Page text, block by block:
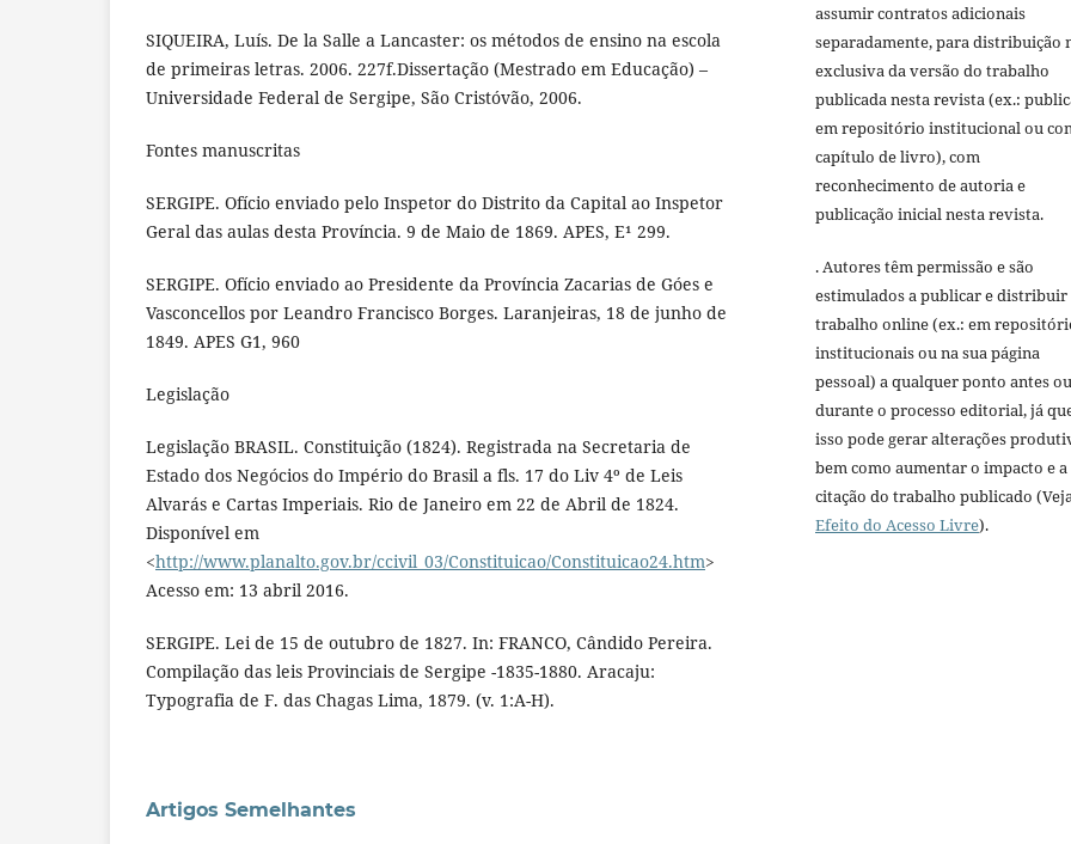
SIQUEIRA, Luís. De la Salle a Lancaster: os métodos de ensino na escola
de primeiras letras. 2006. 227f.Dissertação (Mestrado em Educação) –
Universidade Federal de Sergipe, São Cristóvão, 2006.
Fontes manuscritas
SERGIPE. Ofício enviado pelo Inspetor do Distrito da Capital ao Inspetor
Geral das aulas desta Província. 9 de Maio de 1869. APES, E¹ 299.
SERGIPE. Ofício enviado ao Presidente da Província Zacarias de Góes e
Vasconcellos por Leandro Francisco Borges. Laranjeiras, 18 de junho de
1849. APES G1, 960
Legislação
Legislação BRASIL. Constituição (1824). Registrada na Secretaria de
Estado dos Negócios do Império do Brasil a fls. 17 do Liv 4º de Leis
Alvarás e Cartas Imperiais. Rio de Janeiro em 22 de Abril de 1824.
Disponível em
<http://www.planalto.gov.br/ccivil_03/Constituicao/Constituicao24.htm>
Acesso em: 13 abril 2016.
SERGIPE. Lei de 15 de outubro de 1827. In: FRANCO, Cândido Pereira.
Compilação das leis Provinciais de Sergipe -1835-1880. Aracaju:
Typografia de F. das Chagas Lima, 1879. (v. 1:A-H).
assumir contratos adicionais
separadamente, para distribuição
exclusiva da versão do trabalho
publicada nesta revista (ex.:
em repositório institucional ou
capítulo de livro), com
reconhecimento de autoria e
publicação inicial nesta revista.
. Autores têm permissão e são
estimulados a publicar e distribuir
trabalho online (ex.: em
institucionais ou na sua página
pessoal) a qualquer ponto antes ou
durante o processo editorial, já
isso pode gerar alterações
bem como aumentar o impacto e a
citação do trabalho publicado
Efeito do Acesso Livre).
Artigos Semelhantes